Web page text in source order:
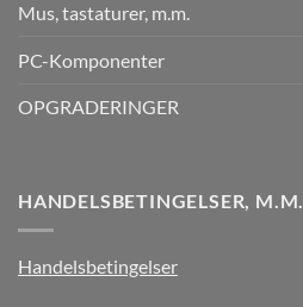
Mus, tastaturer, m.m.
PC-Komponenter
OPGRADERINGER
HANDELSBETINGELSER, M.M.
Handelsbetingelser